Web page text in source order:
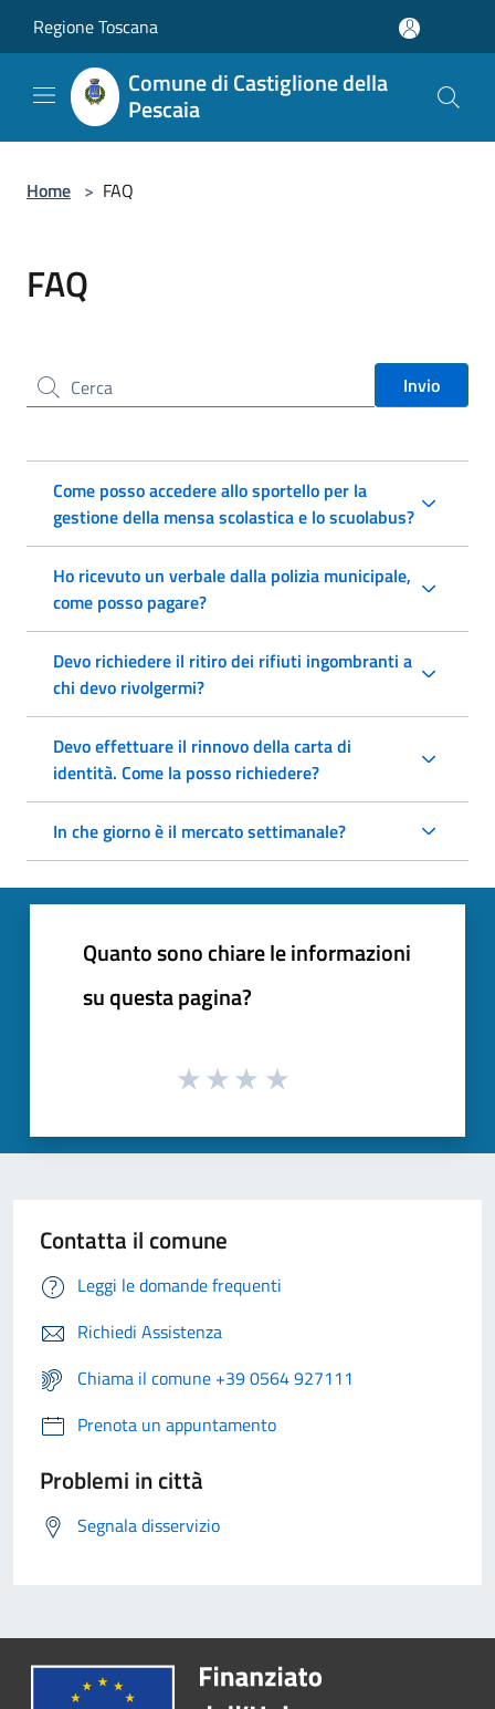
Regione Toscana
Comune di Castiglione della
Pescaia
Home > FAQ
FAQ
Cerca nel sito Invio
Come posso accedere allo sportello per la
gestione della mensa scolastica e lo scuolabus?
Ho ricevuto un verbale dalla polizia municipale,
come posso pagare?
Devo richiedere il ritiro dei rifiuti ingombranti a
chi devo rivolgermi?
Devo effettuare il rinnovo della carta di
identità. Come la posso richiedere?
In che giorno è il mercato settimanale?
Quanto sono chiare le informazioni
su questa pagina?
Contatta il comune
Leggi le domande frequenti
Richiedi Assistenza
Chiama il comune +39 0564 927111
Prenota un appuntamento
Problemi in città
Segnala disservizio